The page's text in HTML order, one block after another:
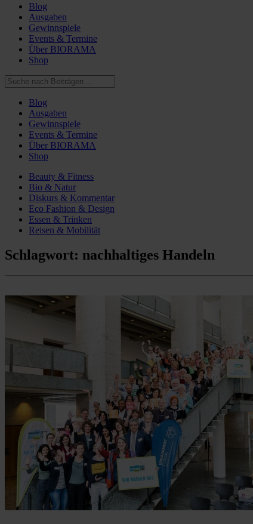
Blog
Ausgaben
Gewinnspiele
Events & Termine
Über BIORAMA
Shop
Blog
Ausgaben
Gewinnspiele
Events & Termine
Über BIORAMA
Shop
Beauty & Fitness
Bio & Natur
Diskurs & Kommentar
Eco Fashion & Design
Essen & Trinken
Reisen & Mobilität
Schlagwort: nachhaltiges Handeln